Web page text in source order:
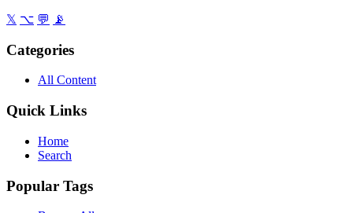
𝕏 ⌥ 💬 📡
Categories
All Content
Quick Links
Home
Search
Popular Tags